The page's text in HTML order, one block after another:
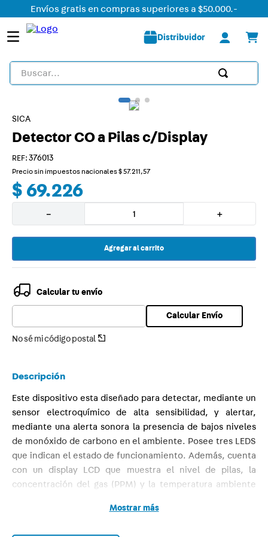
Envíos gratis en compras superiores a $50.000.-
Distribuidor
Buscar...
SICA
Detector CO a Pilas c/Display
: 376013
Precio sin impuestos nacionales$57.211,57
$ 69.226
＋
－
Agregar al carrito
Calcular tu envío
No sé mi código postal
Calcular Envío
Descripción
Este dispositivo esta diseñado para detectar, mediante un
sensor electroquímico de alta sensibilidad, y alertar,
mediante una alerta sonora la presencia de bajos niveles
de monóxido de carbono en el ambiente. Posee tres LEDS
que indican el estado de funcionamiento. Además, cuenta
con un display LCD que muestra el nivel de pilas, la
concentración del gas (PPM) y la temperatura ambiente
Mostrar más
TÉRMINOS MÁS BUSCADOS
1.
2.
tomacorriente
3.
liston led
5.
plafon
7.
dimmer
8.
termica
9.
10. toma